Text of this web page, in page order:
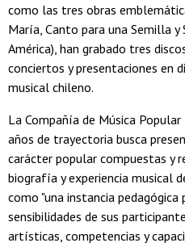
como las tres obras
María, Canto para una Semilla
América), han grabado tres
conciertos y presentaciones en
musical chileno.
La Compañía de Música
años de trayectoria busca
carácter popular compuestas y
biografía y experiencia musical
como "una instancia
sensibilidades de sus
artísticas, competencias y